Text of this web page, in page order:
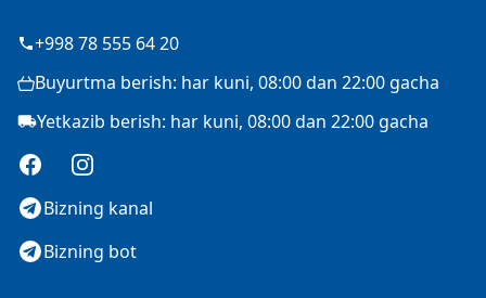
+998 78 555 64 20
Buyurtma berish: har kuni, 08:00 dan 22:00 gacha
Yetkazib berish: har kuni, 08:00 dan 22:00 gacha
FacebookInstagram
Bizning kanal
Bizning bot